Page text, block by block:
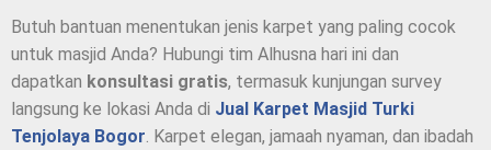
Butuh bantuan menentukan jenis karpet yang paling cocok
untuk masjid Anda? Hubungi tim Alhusna hari ini dan
dapatkan konsultasi gratis, termasuk kunjungan survey
langsung ke lokasi Anda di Jual Karpet Masjid Turki
Tenjolaya Bogor . Karpet elegan, jamaah nyaman, dan ibadah